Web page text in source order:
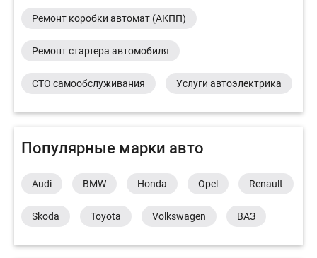
Ремонт коробки автомат (АКПП)
Ремонт стартера автомобиля
СТО самообслуживания Услуги автоэлектрика
Популярные марки авто
Audi BMW Honda Opel Renault
Skoda Toyota Volkswagen ВАЗ